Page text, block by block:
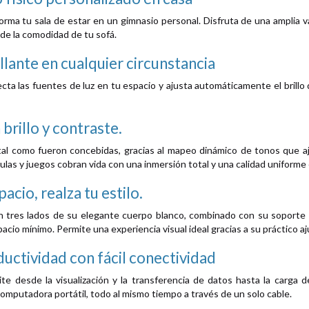
tu sala de estar en un gimnasio personal. Disfruta de una
la comodidad de tu sofá.
en cualquier circunstancia
las fuentes de luz en tu espacio y ajusta automáticamente el
brillo y contraste.
como fueron concebidas, gracias al mapeo dinámico de tonos
y juegos cobran vida con una inmersión total y una calidad
realza tu estilo.
tres lados de su elegante cuerpo blanco, combinado con su
mínimo. Permite una experiencia visual ideal gracias a su práctico
con fácil conectividad
desde la visualización y la transferencia de datos hasta la carga
portátil, todo al mismo tiempo a través de un solo cable.